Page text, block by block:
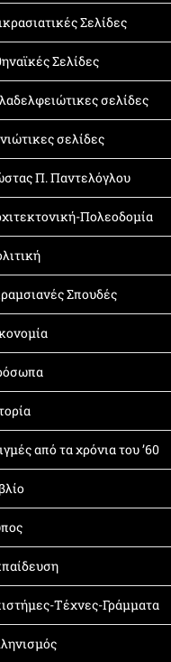
Σελίδες
Σελίδες
σελίδες
σελίδες
Π. Παντελόγλου
Πολεοδομία
Σπουδές
από τα χρόνια του ’60
Τέχνες-Γράμματα